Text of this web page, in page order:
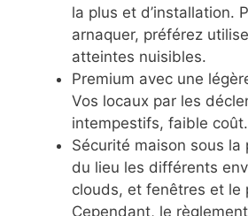
la plus et d’installation.
arnaquer, préférez
atteintes nuisibles.
Premium avec une
Vos locaux par les
intempestifs, faible coût.
Sécurité maison sous la
du lieu les différents
clouds, et fenêtres et le
Cependant, le